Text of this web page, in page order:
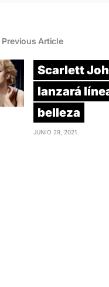
Previous Article
Scarlett
lanzará
belleza
JUNIO 29, 2021